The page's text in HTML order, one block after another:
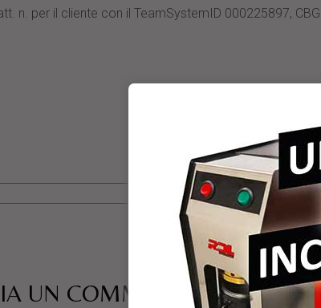
n. per il cliente con il TeamSystemID 000225897, CBG
UN COMMENTO